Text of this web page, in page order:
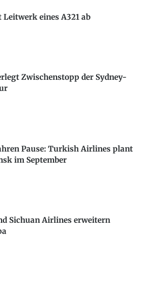
eines A321 ab
Zwischenstopp der Sydney-
Pause: Turkish Airlines plant
im September
Sichuan Airlines erweitern